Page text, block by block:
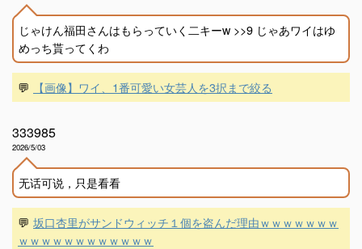
じゃけん福田さんはもらっていく二キーw >>9 じゃあワイはゆ
めっち貰ってくわ
💬 【画像】ワイ、1番可愛い女芸人を3択まで絞る
333985
2026/5/03
无话可说，只是看看
💬 坂口杏里がサンドウィッチ１個を盗んだ理由ｗｗｗｗｗｗｗ
ｗｗｗｗｗｗｗｗｗｗｗｗ